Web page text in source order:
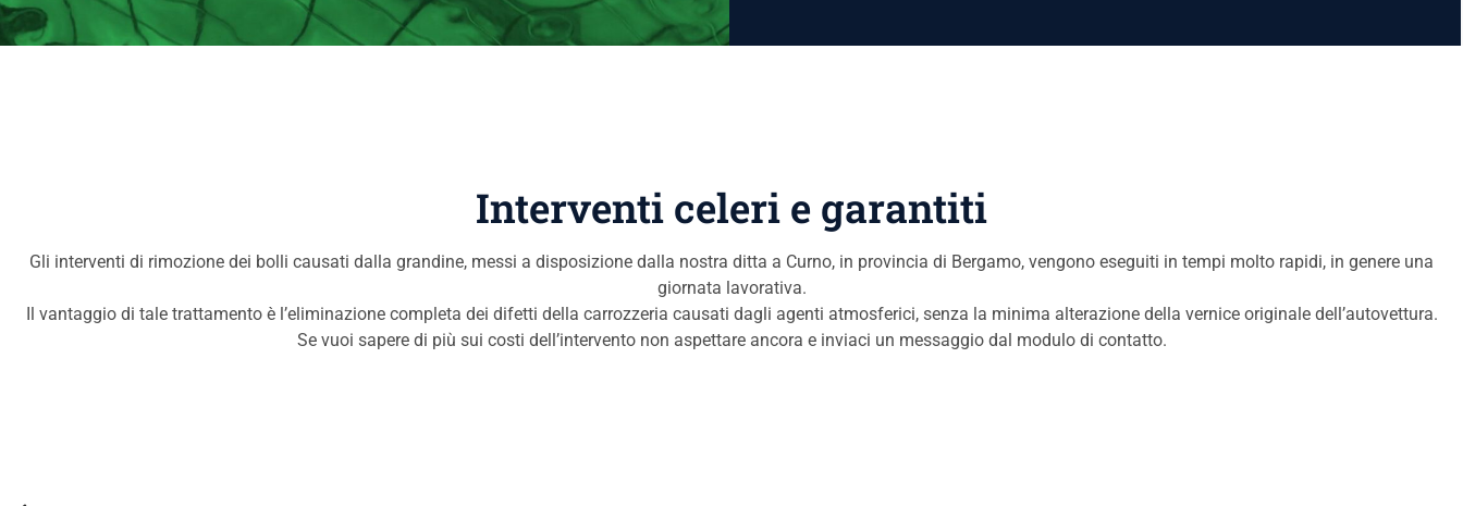
Interventi celeri e garantiti
Gli interventi di rimozione dei bolli causati dalla grandine, messi a disposizione dalla nostra ditta a Curno, in provincia di Bergamo, vengono eseguiti in tempi molto rapidi, in genere una
giornata lavorativa.
Il vantaggio di tale trattamento è l’eliminazione completa dei difetti della carrozzeria causati dagli agenti atmosferici, senza la minima alterazione della vernice originale dell’autovettura.
Se vuoi sapere di più sui costi dell’intervento non aspettare ancora e inviaci un messaggio dal modulo di contatto.